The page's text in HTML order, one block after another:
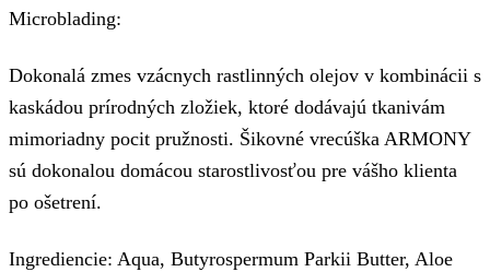
Microblading:
Dokonalá zmes vzácnych rastlinných olejov v kombinácii s
kaskádou prírodných zložiek, ktoré dodávajú tkanivám
mimoriadny pocit pružnosti. Šikovné vrecúška ARMONY
sú dokonalou domácou starostlivosťou pre vášho klienta
po ošetrení.
Ingrediencie: Aqua, Butyrospermum Parkii Butter, Aloe